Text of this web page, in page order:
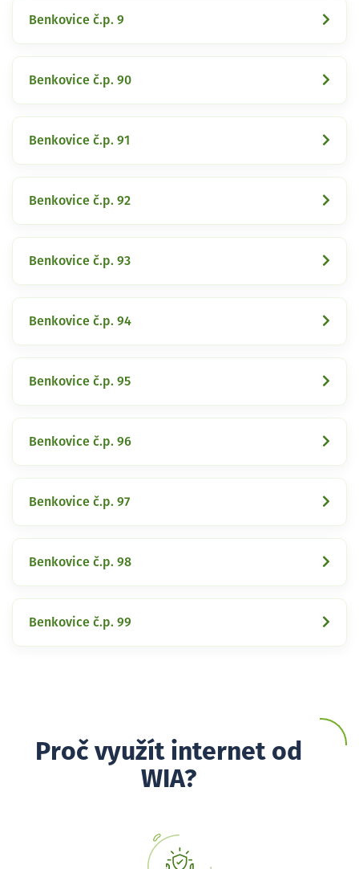
Benkovice č.p. 9
Benkovice č.p. 90
Benkovice č.p. 91
Benkovice č.p. 92
Benkovice č.p. 93
Benkovice č.p. 94
Benkovice č.p. 95
Benkovice č.p. 96
Benkovice č.p. 97
Benkovice č.p. 98
Benkovice č.p. 99
Proč využít internet od
WIA?